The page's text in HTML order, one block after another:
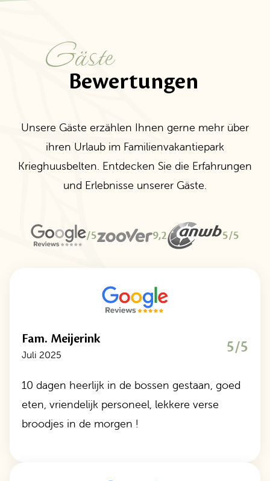
Gäste
Bewertungen
Fam. Meijerink
Juli 2025 5/5
10 dagen heerlijk in de bossen gestaan, goed
eten, vriendelijk personeel, lekkere verse
broodjes in de morgen !
Unsere Gäste erzählen Ihnen gerne mehr über
ihren Urlaub im Familienvakantiepark
Krieghuusbelten. Entdecken Sie die Erfahrungen
und Erlebnisse unserer Gäste.
/5 9,2 5/5